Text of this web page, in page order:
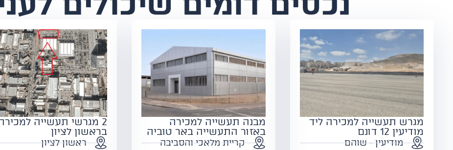
מגרש תעשייה למכירה ליד
מודיעין 12 דונם
מודיעין - שוהם
מבנה תעשייה למכירה
באזור התעשייה באר טוביה
קריית מלאכי והסביבה
2 מגרשי תעשייה
בראשון לציון
ראשון לציון